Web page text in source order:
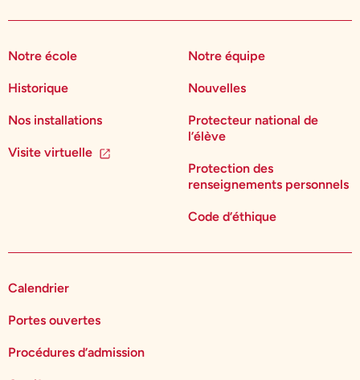
Notre école
Historique
Nos installations
Visite virtuelle
Notre équipe
Nouvelles
Protecteur national de
l’élève
Protection des
renseignements personnels
Code d’éthique
Calendrier
Portes ouvertes
Procédures d’admission